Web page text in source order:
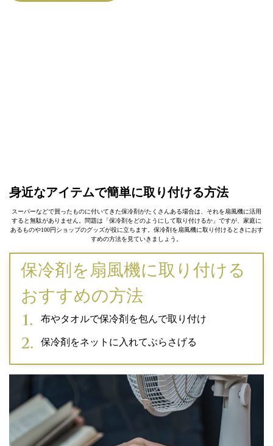
身近なアイテムで簡単に取り付ける方法
スーパーなどで買ったものに付いてきた保冷剤がたくさんある場合は、それを扇風機に活用
すると無駄がありません。問題は「保冷剤をどのようにして取り付けるか」ですが、家庭に
あるものや100円ショップのグッズが役に立ちます。保冷剤を扇風機に取り付けるときにおす
すめの方法を見ていきましょう。
保冷剤を扇風機に取り付ける
おすすめの方法
布やタオルで保冷剤を包んで取り付け
保冷剤をネットに入れてぶらさげる